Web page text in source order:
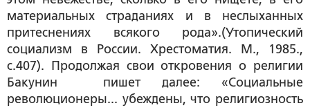
материальных страданиях и в неслыханных
притеснениях всякого рода».(Утопический
социализм в России. Хрестоматия. М., 1985.,
с.407). Продолжая свои откровения о религии
Бакунин пишет далее: «Социальные
революционеры... убеждены, что религиозность